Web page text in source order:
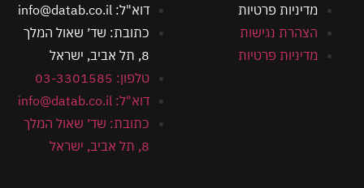
מדיניות פרטיות
הצהרת נגישות
מדיניות פרטיות
דוא"ל: info@datab.co.il
כתובת: שד׳ שאול המלך
8, תל אביב, ישראל
טלפון: 03-3301585
דוא"ל: info@datab.co.il
כתובת: שד׳ שאול המלך
8, תל אביב, ישראל